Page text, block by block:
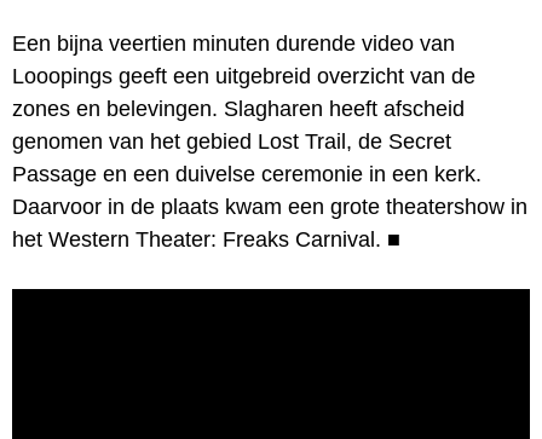
Een bijna veertien minuten durende video van
Looopings geeft een uitgebreid overzicht van de
zones en belevingen. Slagharen heeft afscheid
genomen van het gebied Lost Trail, de Secret
Passage en een duivelse ceremonie in een kerk.
Daarvoor in de plaats kwam een grote theatershow in
het Western Theater: Freaks Carnival. ■